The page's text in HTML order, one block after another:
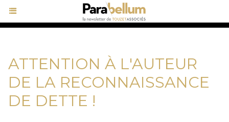
ATTENTION À L'AUTEUR
DE LA RECONNAISSANCE
DE DETTE !